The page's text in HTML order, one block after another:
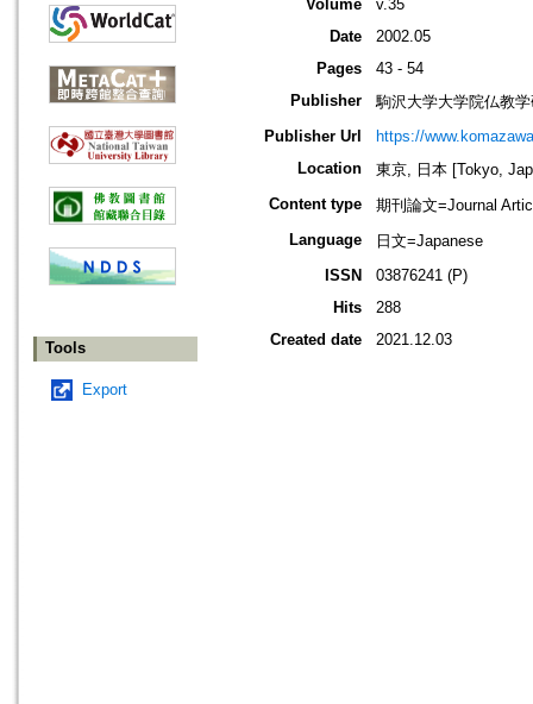
Tools
Export
Volume
v.35
Date
2002.05
Pages
43 - 54
Publisher
駒沢大学大学院仏教
Publisher Url
https://
Location
東京, 日本 [Tokyo,
Content type
期刊論文=Journal
Language
日文=Japanese
ISSN
03876241 (P)
Hits
288
Created date
2021.12.03